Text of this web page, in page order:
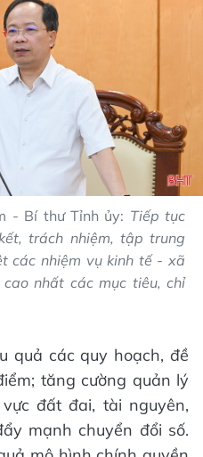
- Bí thư Tỉnh ủy: Tiếp tục
trách nhiệm, tập trung
các nhiệm vụ kinh tế - xã
nhất các mục tiêu, chỉ
quả các quy hoạch, đề
tăng cường quản lý
đất đai, tài nguyên,
mạnh chuyển đổi số.